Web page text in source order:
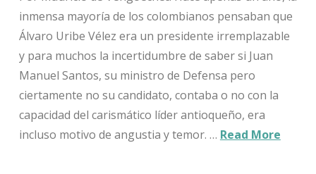
inmensa mayoría de los colombianos pensaban que
Álvaro Uribe Vélez era un presidente irremplazable
y para muchos la incertidumbre de saber si Juan
Manuel Santos, su ministro de Defensa pero
ciertamente no su candidato, contaba o no con la
capacidad del carismático líder antioqueño, era
incluso motivo de angustia y temor. … Read More